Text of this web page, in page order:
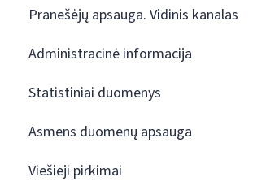
Pranešėjų apsauga. Vidinis kanalas
Administracinė informacija
Statistiniai duomenys
Asmens duomenų apsauga
Viešieji pirkimai